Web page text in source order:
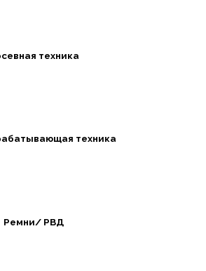
техника
техника
Ремни/ РВД